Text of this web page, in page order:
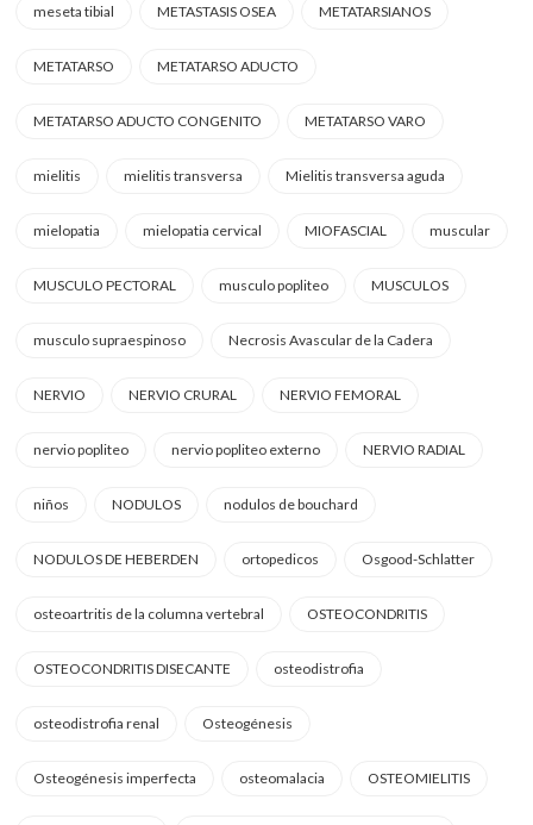
meseta tibial METASTASIS OSEA METATARSIANOS
METATARSO METATARSO ADUCTO
METATARSO ADUCTO CONGENITO METATARSO VARO
mielitis mielitis transversa Mielitis transversa aguda
mielopatia mielopatia cervical MIOFASCIAL muscular
MUSCULO PECTORAL musculo popliteo MUSCULOS
musculo supraespinoso Necrosis Avascular de la Cadera
NERVIO NERVIO CRURAL NERVIO FEMORAL
nervio popliteo nervio popliteo externo NERVIO RADIAL
niños NODULOS nodulos de bouchard
NODULOS DE HEBERDEN ortopedicos Osgood-Schlatter
osteoartritis de la columna vertebral OSTEOCONDRITIS
OSTEOCONDRITIS DISECANTE osteodistrofia
osteodistrofia renal Osteogénesis
Osteogénesis imperfecta osteomalacia OSTEOMIELITIS